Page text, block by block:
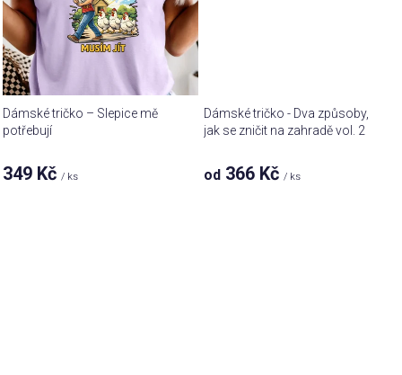
Dámské tričko – Slepice mě
potřebují
349 Kč/ ks
Dámské tričko - Dva způsoby,
jak se zničit na zahradě vol. 2
od 366 Kč/ ks